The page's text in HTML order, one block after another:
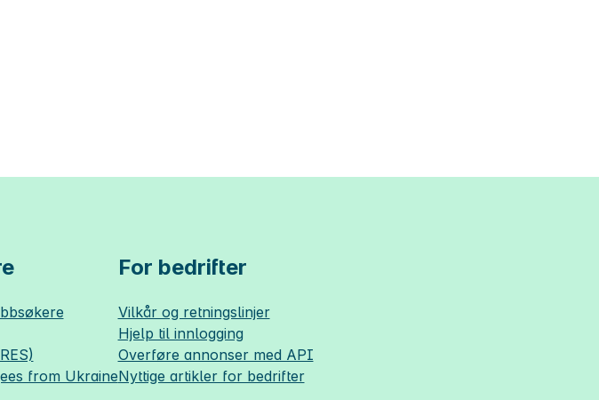
from Ukraine
For bedrifter
Vilkår og retningslinjer
Hjelp til innlogging
Overføre annonser med API
Nyttige artikler for bedrifter